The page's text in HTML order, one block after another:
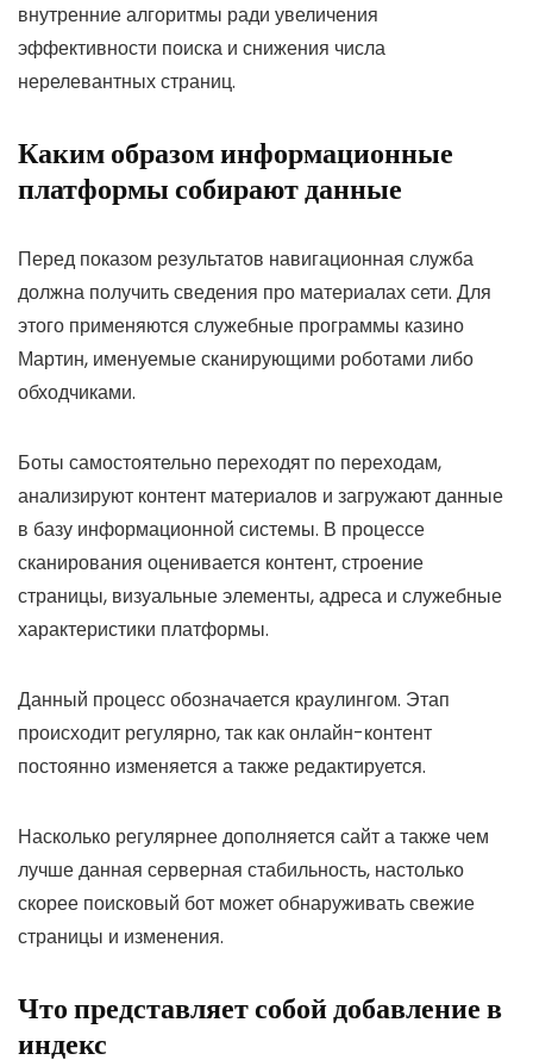
внутренние алгоритмы ради увеличения
эффективности поиска и снижения числа
нерелевантных страниц.
Каким образом информационные
платформы собирают данные
Перед показом результатов навигационная служба
должна получить сведения про материалах сети. Для
этого применяются служебные программы казино
Мартин, именуемые сканирующими роботами либо
обходчиками.
Боты самостоятельно переходят по переходам,
анализируют контент материалов и загружают данные
в базу информационной системы. В процессе
сканирования оценивается контент, строение
страницы, визуальные элементы, адреса и служебные
характеристики платформы.
Данный процесс обозначается краулингом. Этап
происходит регулярно, так как онлайн-контент
постоянно изменяется а также редактируется.
Насколько регулярнее дополняется сайт а также чем
лучше данная серверная стабильность, настолько
скорее поисковый бот может обнаруживать свежие
страницы и изменения.
Что представляет собой добавление в
индекс